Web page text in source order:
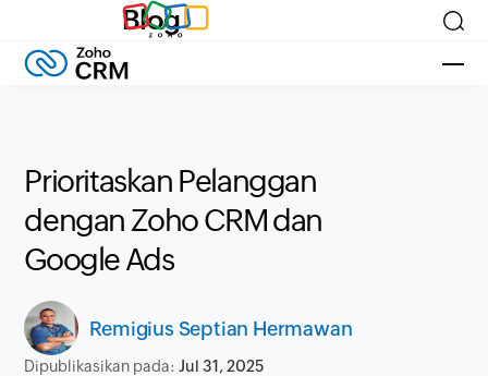
Blog
Prioritaskan Pelanggan
dengan Zoho CRM dan
Google Ads
Remigius Septian Hermawan
Dipublikasikan pada:Jul 31, 2025